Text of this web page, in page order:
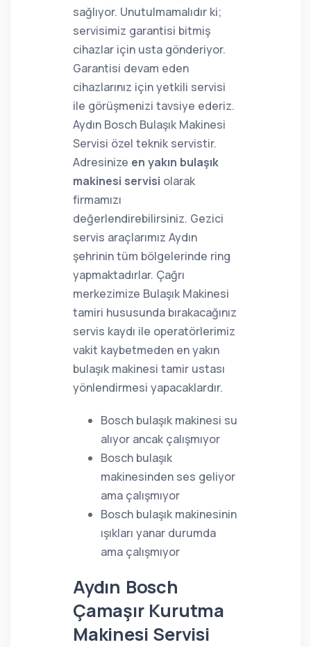
sağlıyor. Unutulmamalıdır ki;
servisimiz garantisi bitmiş
cihazlar için usta gönderiyor.
Garantisi devam eden
cihazlarınız için yetkili servisi
ile görüşmenizi tavsiye ederiz.
Aydın Bosch Bulaşık Makinesi
Servisi özel teknik servistir.
Adresinize en yakın bulaşık
makinesi servisi olarak
firmamızı
değerlendirebilirsiniz. Gezici
servis araçlarımız Aydın
şehrinin tüm bölgelerinde ring
yapmaktadırlar. Çağrı
merkezimize Bulaşık Makinesi
tamiri hususunda bırakacağınız
servis kaydı ile operatörlerimiz
vakit kaybetmeden en yakın
bulaşık makinesi tamir ustası
yönlendirmesi yapacaklardır.
Bosch bulaşık makinesi su
alıyor ancak çalışmıyor
Bosch bulaşık
makinesinden ses geliyor
ama çalışmıyor
Bosch bulaşık makinesinin
ışıkları yanar durumda
ama çalışmıyor
Aydın Bosch
Çamaşır Kurutma
Makinesi Servisi